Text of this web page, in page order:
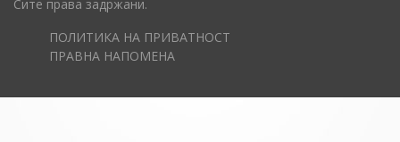
Сите права задржани.
ПОЛИТИКА НА ПРИВАТНОСТ
ПРАВНА НАПОМЕНА